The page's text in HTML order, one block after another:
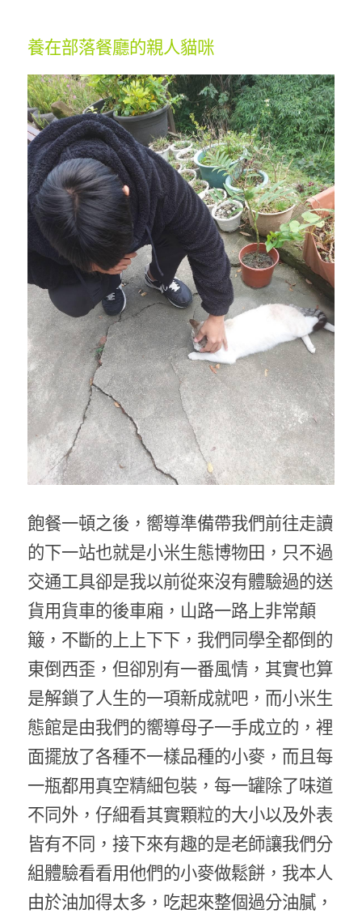
養在部落餐廳的親人貓咪
飽餐一頓之後，嚮導準備帶我們前往走讀
的下一站也就是小米生態博物田，只不過
交通工具卻是我以前從來沒有體驗過的送
貨用貨車的後車廂，山路一路上非常顛
簸，不斷的上上下下，我們同學全都倒的
東倒西歪，但卻別有一番風情，其實也算
是解鎖了人生的一項新成就吧，而小米生
態館是由我們的嚮導母子一手成立的，裡
面擺放了各種不一樣品種的小麥，而且每
一瓶都用真空精細包裝，每一罐除了味道
不同外，仔細看其實顆粒的大小以及外表
皆有不同，接下來有趣的是老師讓我們分
組體驗看看用他們的小麥做鬆餅，我本人
由於油加得太多，吃起來整個過分油膩，